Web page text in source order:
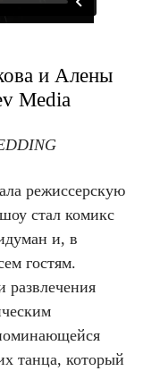
и Алены
Media
режиссерскую
стал комикс
и, в
гостям.
танца, который